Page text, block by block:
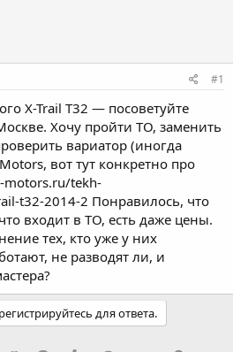
#1
X-Trail T32 — посоветуйте
Хочу пройти ТО, заменить
вариатор (иногда
вот тут конкретно про
tekh-
t32-2014-2 Понравилось, что
входит в ТО, есть даже цены.
тех, кто уже у них
не разводят ли, и
для ответа.